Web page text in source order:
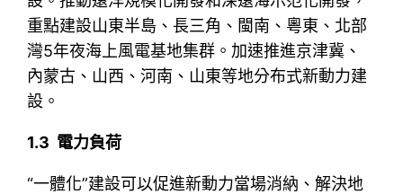
重點建設山東半島、長三角、閩南、粵東、北部
灣5年夜海上風電基地集群。加速推進京津冀、
內蒙古、山西、河南、山東等地分布式新動力建
設。
1.3 電力負荷
“一體化”建設可以促進新動力當場消納、解決地